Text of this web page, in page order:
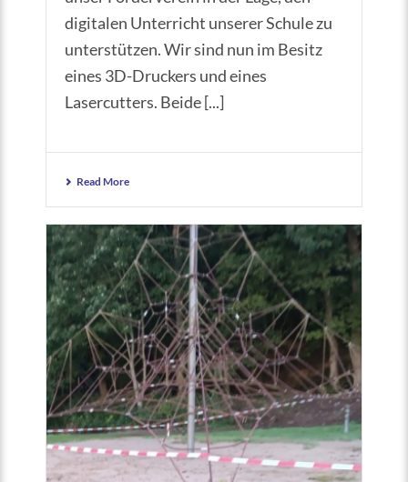
digitalen Unterricht unserer Schule zu
unterstützen. Wir sind nun im Besitz
eines 3D-Druckers und eines
Lasercutters. Beide [...]
Read More